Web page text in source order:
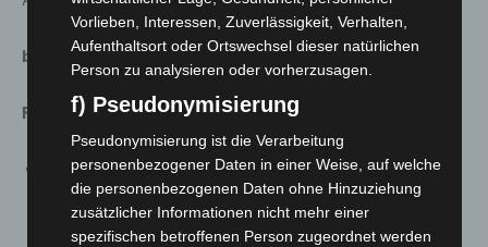
b. Digital:
Fernunterricht
Instrumentalunterricht findet weitgehend als
Fernunterricht statt. Gruppen werden teilweise in
Einzelunterricht aufgeteilt.
Vorlieben, Interessen, Zuverlässigkeit, Verhalten,
Aufenthaltsort oder Ortswechsel dieser natürlichen
Person zu analysieren oder vorherzusagen.
f) Pseudonymisierung
Pseudonymisierung ist die Verarbeitung
personenbezogener Daten in einer Weise, auf welche
die personenbezogenen Daten ohne Hinzuziehung
zusätzlicher Informationen nicht mehr einer
spezifischen betroffenen Person zugeordnet werden